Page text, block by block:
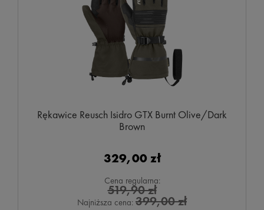
Rękawice Reusch Isidro GTX Burnt Olive/Dark
Brown
329,00 zł
Cena regularna:
519,90 zł
Najniższa cena: 399,00 zł